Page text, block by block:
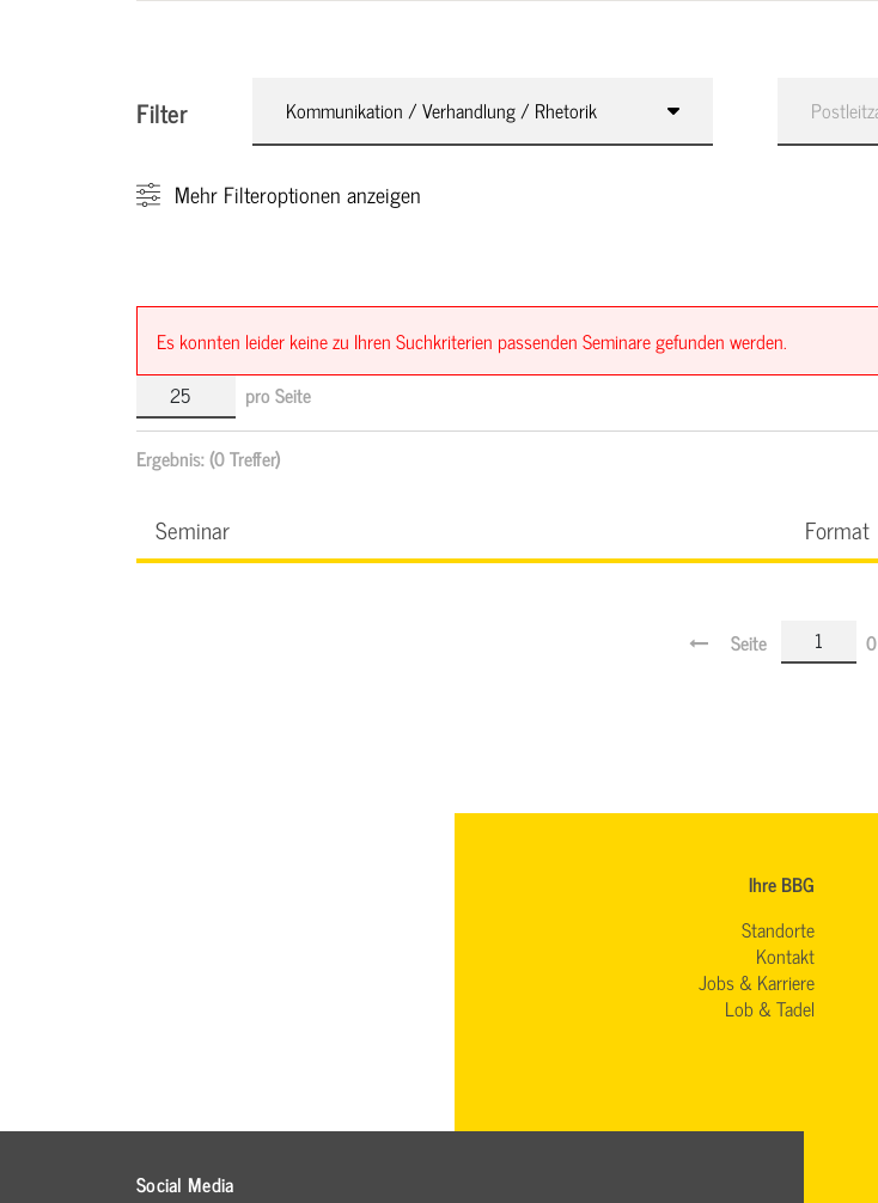
Filter Kommunikation / Verhandlung / Rhetorik
Mehr Filteroptionen anzeigen
Es konnten leider keine zu Ihren Suchkriterien passenden Seminare gefunden werden.
pro Seite
Ergebnis:(0 Treffer)
Seminar Format
Seite 0
Ihre BBG
Standorte
Kontakt
Jobs & Karriere
Lob & Tadel
Social Media